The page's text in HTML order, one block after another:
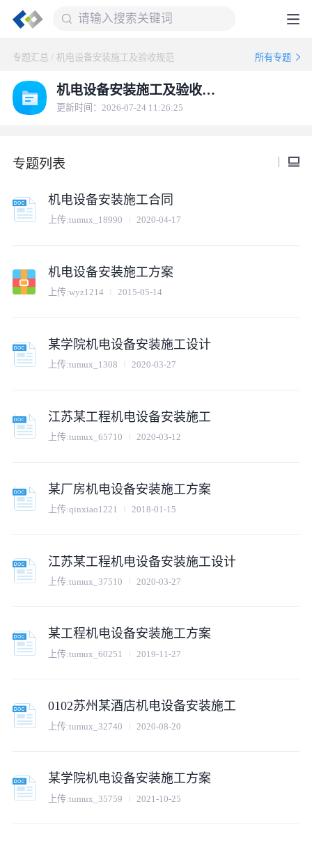
专题汇总 / 机电设备安装施工及验收规范 所有专题
机电设备安装施工及验收规范
更新时间：2026-07-24 11:26:25
专题列表
机电设备安装施工合同
上传:tumux_18990 2020-04-17
机电设备安装施工方案
上传:wyz1214 2015-05-14
某学院机电设备安装施工设计
上传:tumux_1308 2020-03-27
江苏某工程机电设备安装施工
上传:tumux_65710 2020-03-12
某厂房机电设备安装施工方案
上传:qinxiao1221 2018-01-15
江苏某工程机电设备安装施工设计
上传:tumux_37510 2020-03-27
某工程机电设备安装施工方案
上传:tumux_60251 2019-11-27
0102苏州某酒店机电设备安装施工
上传:tumux_32740 2020-08-20
某学院机电设备安装施工方案
上传:tumux_35759 2021-10-25